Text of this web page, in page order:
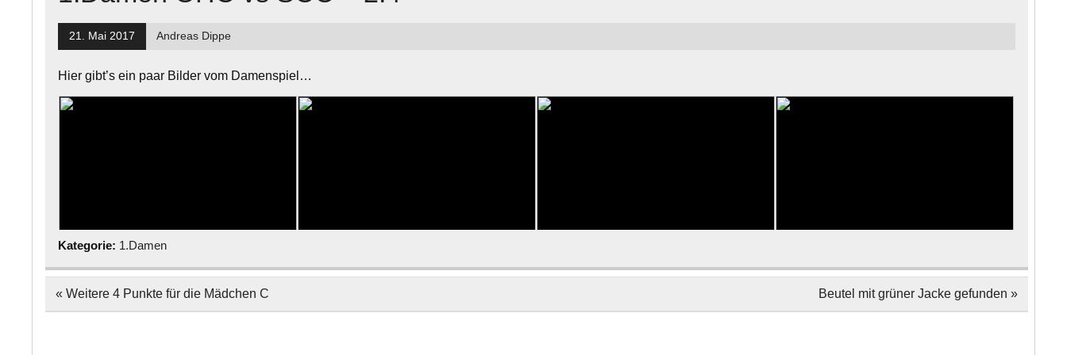
21. Mai 2017 Andreas Dippe
Hier gibt’s ein paar Bilder vom Damenspiel…
Kategorie: 1.Damen
Beitragsnavigation
« Weitere 4 Punkte für die Mädchen C Beutel mit grüner Jacke gefunden »